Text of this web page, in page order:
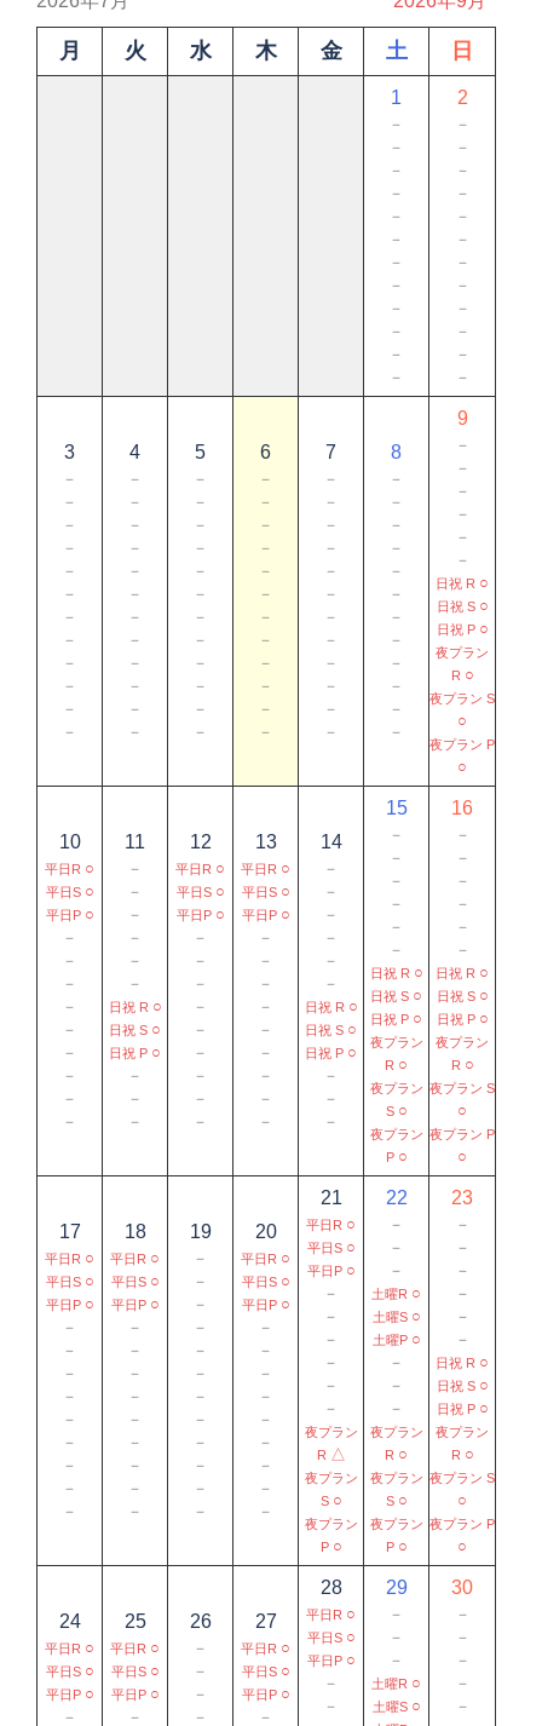
月 火 水 木 金 土 日
1
－
－
－
－
－
－
－
－
－
－
－
－
2
－
－
－
－
－
－
－
－
－
－
－
－
3
－
－
－
－
－
－
－
－
－
－
－
－
4
－
－
－
－
－
－
－
－
－
－
－
－
5
－
－
－
－
－
－
－
－
－
－
－
－
6
－
－
－
－
－
－
－
－
－
－
－
－
7
－
－
－
－
－
－
－
－
－
－
－
－
8
－
－
－
－
－
－
－
－
－
－
－
－
9
－
－
－
－
－
－
日祝 R ○
日祝 S ○
日祝 P ○
夜プラン
R ○
夜プラン S
○
夜プラン P
○
10
平日R ○
平日S ○
平日P ○
－
－
－
－
－
－
－
－
－
11
－
－
－
－
－
－
日祝 R ○
日祝 S ○
日祝 P ○
－
－
－
12
平日R ○
平日S ○
平日P ○
－
－
－
－
－
－
－
－
－
13
平日R ○
平日S ○
平日P ○
－
－
－
－
－
－
－
－
－
14
－
－
－
－
－
－
日祝 R ○
日祝 S ○
日祝 P ○
－
－
－
15
－
－
－
－
－
－
日祝 R ○
日祝 S ○
日祝 P ○
夜プラン
R ○
夜プラン
S ○
夜プラン
P ○
16
－
－
－
－
－
－
日祝 R ○
日祝 S ○
日祝 P ○
夜プラン
R ○
夜プラン S
○
夜プラン P
○
17
平日R ○
平日S ○
平日P ○
－
－
－
－
－
－
－
－
－
18
平日R ○
平日S ○
平日P ○
－
－
－
－
－
－
－
－
－
19
－
－
－
－
－
－
－
－
－
－
－
－
20
平日R ○
平日S ○
平日P ○
－
－
－
－
－
－
－
－
－
21
平日R ○
平日S ○
平日P ○
－
－
－
－
－
－
夜プラン
R △
夜プラン
S ○
夜プラン
P ○
22
－
－
－
土曜R ○
土曜S ○
土曜P ○
－
－
－
夜プラン
R ○
夜プラン
S ○
夜プラン
P ○
23
－
－
－
－
－
－
日祝 R ○
日祝 S ○
日祝 P ○
夜プラン
R ○
夜プラン S
○
夜プラン P
○
24
平日R ○
平日S ○
平日P ○
－
25
平日R ○
平日S ○
平日P ○
－
26
－
－
－
－
27
平日R ○
平日S ○
平日P ○
－
28
平日R ○
平日S ○
平日P ○
－
－
29
－
－
－
土曜R ○
土曜S ○
30
－
－
－
－
－